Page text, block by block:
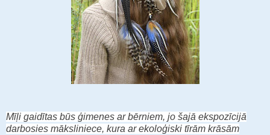
Mīļi gaidītas būs ģimenes ar bērniem, jo šajā ekspozīcijā
darbosies māksliniece, kura ar ekoloģiski tīrām krāsām